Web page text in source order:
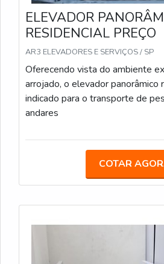
ELEVADOR
RESIDENCIAL PREÇO
AR3 ELEVADORES E SERVIÇOS / SP
Oferecendo vista do ambiente
arrojado, o elevador panorâmico
indicado para o transporte de
andares
COTAR